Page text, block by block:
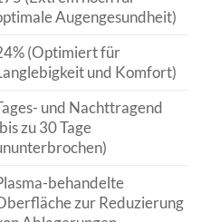
Augengesundheit)
(Optimiert für
und Komfort)
und Nachttragend
zu 30 Tage
behandelte
zur Reduzierung